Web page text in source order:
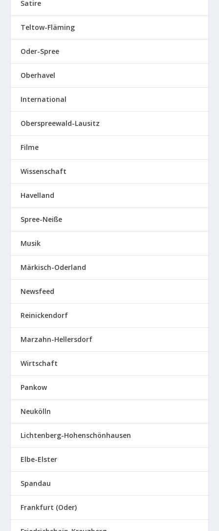
Satire
Teltow-Fläming
Oder-Spree
Oberhavel
International
Oberspreewald-Lausitz
Filme
Wissenschaft
Havelland
Spree-Neiße
Musik
Märkisch-Oderland
Newsfeed
Reinickendorf
Marzahn-Hellersdorf
Wirtschaft
Pankow
Neukölln
Lichtenberg-Hohenschönhausen
Elbe-Elster
Spandau
Frankfurt (Oder)